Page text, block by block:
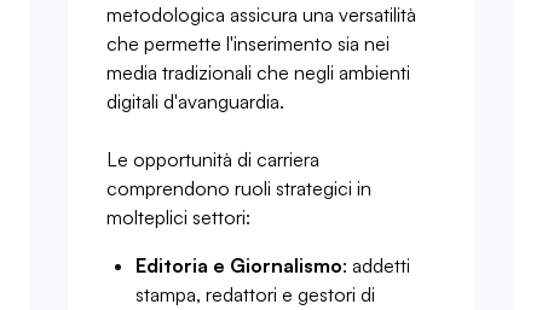
metodologica assicura una versatilità
che permette l'inserimento sia nei
media tradizionali che negli ambienti
digitali d'avanguardia.
Le opportunità di carriera
comprendono ruoli strategici in
molteplici settori:
Editoria e Giornalismo: addetti
stampa, redattori e gestori di